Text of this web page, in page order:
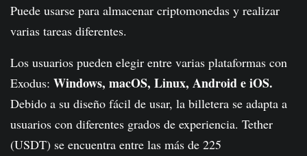
Puede usarse para almacenar criptomonedas y realizar
varias tareas diferentes.
Los usuarios pueden elegir entre varias plataformas con
Exodus: Windows, macOS, Linux, Android e iOS.
Debido a su diseño fácil de usar, la billetera se adapta a
usuarios con diferentes grados de experiencia. Tether
(USDT) se encuentra entre las más de 225